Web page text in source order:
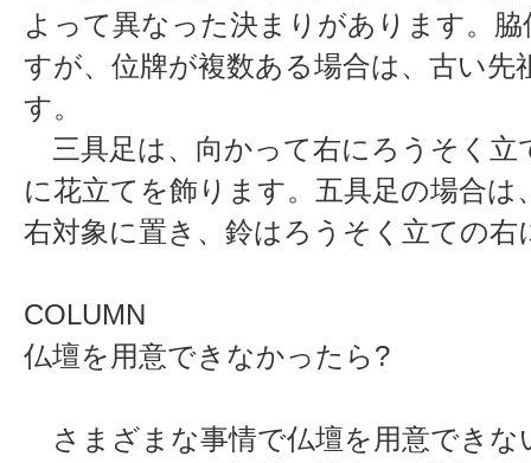
よって異なった決まりがあります。
すが、位牌が複数ある場合は、古い先
す。
三具足は、向かって右にろうそく立
に花立てを飾ります。五具足の場合
右対象に置き、鈴はろうそく立ての右
COLUMN
仏壇を用意できなかったら?
さまざまな事情で仏壇を用意できな